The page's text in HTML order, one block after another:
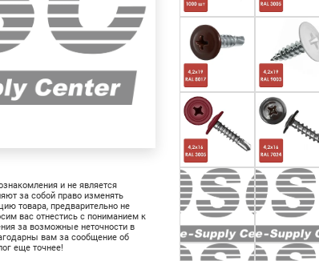
и не является
за собой право изменять
товара, предварительно не
вас отнестись с пониманием к
за возможные неточности в
вам за сообщение об
еще точнее!